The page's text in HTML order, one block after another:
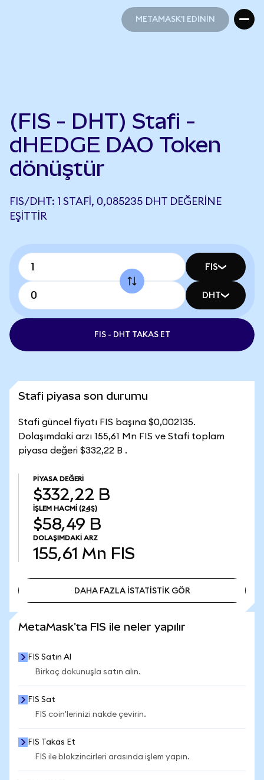
METAMASK'I EDİNİN
(FIS - DHT) Stafi -
dHEDGE DAO Token
dönüştür
FIS/DHT: 1 STAFI, 0,085235 DHT DEĞERINE
EŞITTIR
FIS
DHT
FIS - DHT TAKAS ET
Stafi piyasa son durumu
Stafi güncel fiyatı FIS başına $0,002135.
Dolaşımdaki arzı 155,61 Mn FIS ve Stafi toplam
piyasa değeri $332,22 B .
PIYASA DEĞERI
$332,22 B
İŞLEM HACMI (24S)
$58,49 B
DOLAŞIMDAKI ARZ
155,61 Mn FIS
DAHA FAZLA İSTATİSTİK GÖR
MetaMask'ta FIS ile neler yapılır
FIS Satın Al
Birkaç dokunuşla satın alın.
FIS Sat
FIS coin'lerinizi nakde çevirin.
FIS Takas Et
FIS ile blokzincirleri arasında işlem yapın.